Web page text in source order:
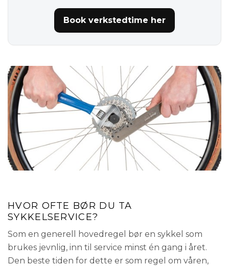
Book verkstedtime her
HVOR OFTE BØR DU TA
SYKKELSERVICE?
Som en generell hovedregel bør en sykkel som
brukes jevnlig, inn til service minst én gang i året.
Den beste tiden for dette er som regel om våren,